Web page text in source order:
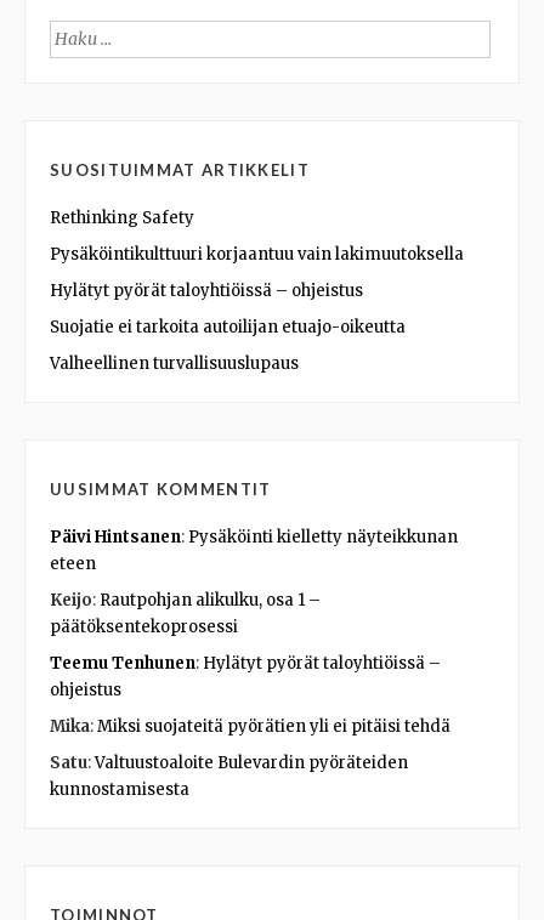
Haku:
SUOSITUIMMAT ARTIKKELIT
Rethinking Safety
Pysäköintikulttuuri korjaantuu vain lakimuutoksella
Hylätyt pyörät taloyhtiöissä – ohjeistus
Suojatie ei tarkoita autoilijan etuajo-oikeutta
Valheellinen turvallisuuslupaus
UUSIMMAT KOMMENTIT
Päivi Hintsanen: Pysäköinti kielletty näyteikkunan
eteen
Keijo: Rautpohjan alikulku, osa 1 –
päätöksentekoprosessi
Teemu Tenhunen: Hylätyt pyörät taloyhtiöissä –
ohjeistus
Mika:Miksi suojateitä pyörätien yli ei pitäisi tehdä
Satu:Valtuustoaloite Bulevardin pyöräteiden
kunnostamisesta
TOIMINNOT